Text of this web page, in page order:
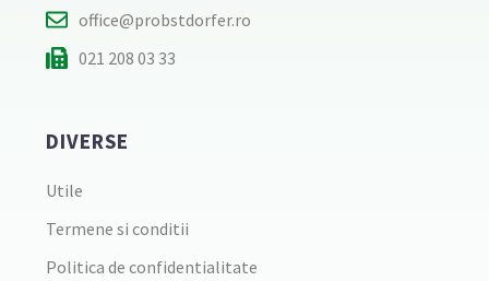
office@probstdorfer.ro
021 208 03 33
DIVERSE
Utile
Termene si conditii
Politica de confidentialitate